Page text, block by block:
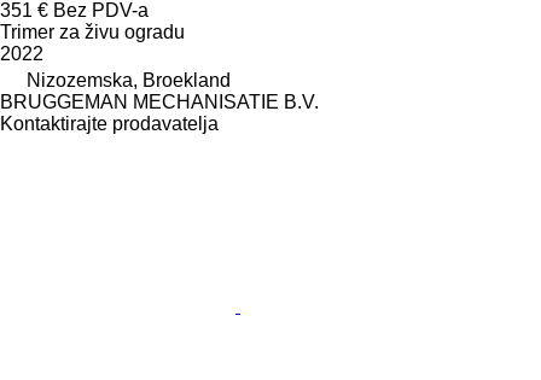
351 € Bez PDV-a
Trimer za živu ogradu
2022
Nizozemska, Broekland
BRUGGEMAN MECHANISATIE B.V.
Kontaktirajte prodavatelja